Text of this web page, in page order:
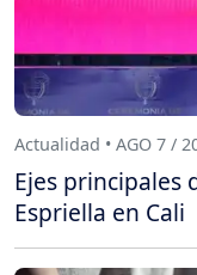
Actualidad • AGO 7 /
Ejes principales
Espriella en Cali